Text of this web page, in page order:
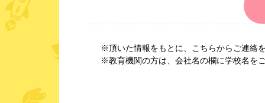
※頂いた情報をもとに、こちらからご連絡
※教育機関の方は、会社名の欄に学校名を